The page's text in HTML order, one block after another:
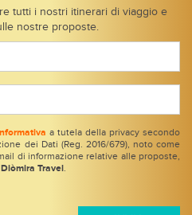
tutti i nostri itinerari di viaggio e
nostre proposte.
informativa a tutela della privacy secondo
dei Dati (Reg. 2016/679), noto come
di informazione relative alle proposte,
Diòmira Travel .